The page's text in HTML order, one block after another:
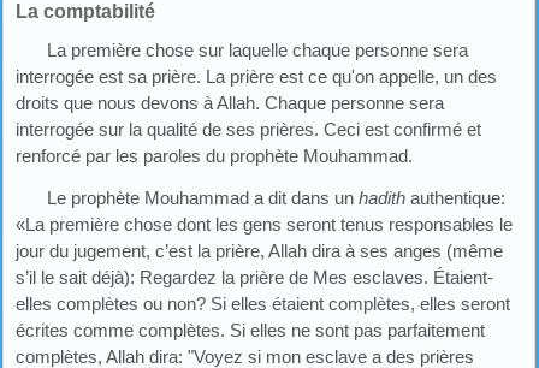
La comptabilité
La première chose sur laquelle chaque personne sera
interrogée est sa prière. La prière est ce qu'on appelle, un des
droits que nous devons à Allah. Chaque personne sera
interrogée sur la qualité de ses prières. Ceci est confirmé et
renforcé par les paroles du prophète Mouhammad.
Le prophète Mouhammad a dit dans unhadithauthentique:
«La première chose dont les gens seront tenus responsables le
jour du jugement, c’est la prière, Allah dira à ses anges (même
s’il le sait déjà): Regardez la prière de Mes esclaves. Étaient-
elles complètes ou non? Si elles étaient complètes, elles seront
écrites comme complètes. Si elles ne sont pas parfaitement
complètes, Allah dira: "Voyez si mon esclave a des prières